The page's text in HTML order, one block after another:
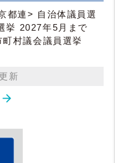
都連> 自治体議員選
挙 2027年5月まで
村議会議員選挙
新
arrow_forward